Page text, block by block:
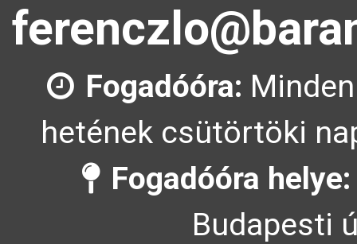
Fogadóóra:
hetének csütörtöki
Fogadóóra helye:
Budapesti